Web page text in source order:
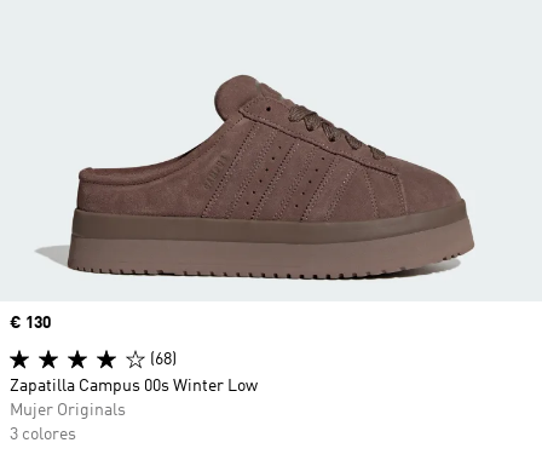
Precio
€ 130
(68)
Zapatilla Campus 00s Winter Low
Mujer Originals
3 colores